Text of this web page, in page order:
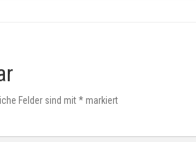
Felder sind mit*markiert